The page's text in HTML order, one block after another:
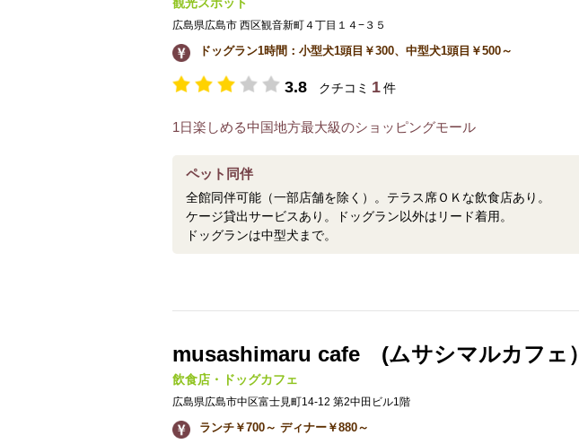
広島県広島市 西区観音新町４丁目１４−３５
ドッグラン1時間：小型犬1頭目￥300、中型犬1頭目￥500～
3.8 クチコミ 1件
1日楽しめる中国地方最大級のショッピングモール
ペット同伴
全館同伴可能（一部店舗を除く）。テラス席ＯＫな飲食店あり。
ケージ貸出サービスあり。ドッグラン以外はリード着用。
ドッグランは中型犬まで。
musashimaru cafe (ムサシマルカフェ）
飲食店・ドッグカフェ
広島県広島市中区富士見町14-12 第2中田ビル1階
ランチ￥700～ ディナー￥880～